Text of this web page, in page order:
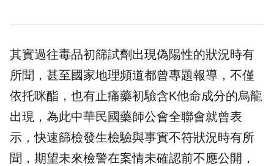
其實過往毒品初篩試劑出現偽陽性的狀況時有
所聞，甚至國家地理頻道都曾專題報導，不僅
依托咪酯，也有止痛藥初驗含K他命成分的烏龍
出現，為此中華民國藥師公會全聯會就曾表
示，快速篩檢發生檢驗與事實不符狀況時有所
聞，期望未來檢警在案情未確認前不應公開，